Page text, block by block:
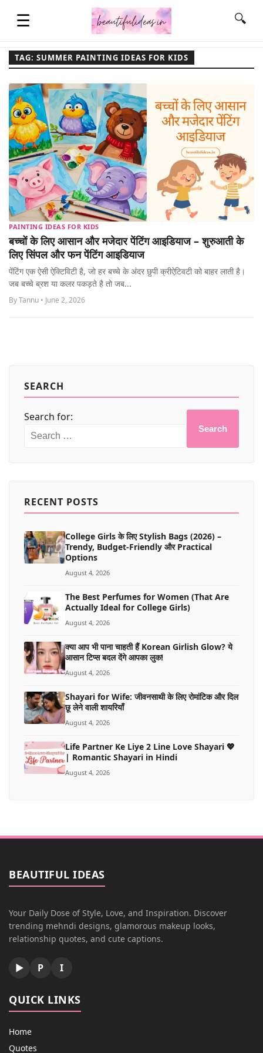
☰
QUOTES
LIFESTYLE
FASHION & STYLE
CONTACT NAME IDEAS
MORE
🔍
TAG: SUMMER PAINTING IDEAS FOR KIDS
PAINTING IDEAS FOR KIDS
बच्चों के लिए आसान और मजेदार पेंटिंग आइडियाज – शुरुआती के
लिए सिंपल और फन पेंटिंग आइडियाज
पेंटिंग एक ऐसी ऐक्टिविटी है, जो हर बच्चे के अंदर छुपी क्रीऐटिवटी को बाहर लाती है।
जब बच्चे ब्रश या कलर पकड़ते है तो जब...
By Tannu • June 2, 2026
SEARCH
Search for:
Search
RECENT POSTS
College Girls के लिए Stylish Bags (2026) –
Trendy, Budget-Friendly और Practical
Options
August 4, 2026
The Best Perfumes for Women (That Are
Actually Ideal for College Girls)
August 4, 2026
क्या आप भी पाना चाहती हैं Korean Girlish Glow? ये
आसान टिप्स बदल देंगे आपका लुक!
August 4, 2026
Shayari for Wife: जीवनसाथी के लिए रोमांटिक और दिल
छू लेने वाली शायरियाँ
August 4, 2026
Life Partner Ke Liye 2 Line Love Shayari 💖
| Romantic Shayari in Hindi
August 4, 2026
BEAUTIFUL IDEAS
Your Daily Dose of Style, Love, and Inspiration. Discover
trending mehndi designs, glamorous makeup looks,
relationship quotes, and cute captions.
▶ P I
QUICK LINKS
Home
Quotes